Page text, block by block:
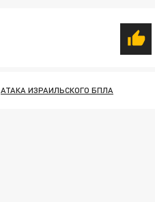
АТАКА ИЗРАИЛЬСКОГО БПЛА